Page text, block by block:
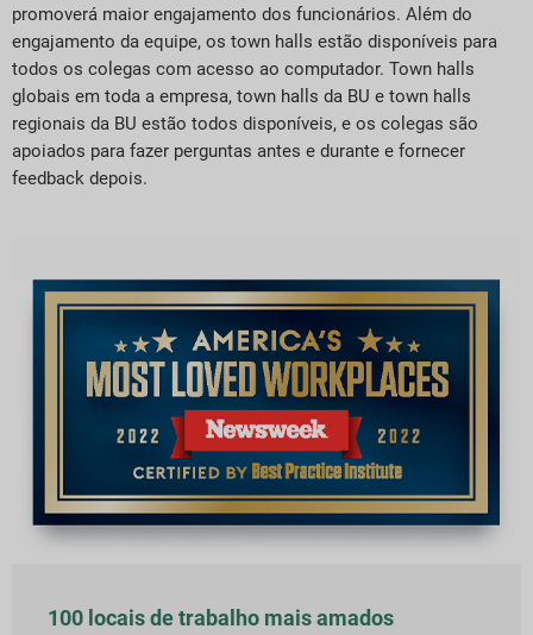
promoverá maior engajamento dos funcionários. Além do
engajamento da equipe, os town halls estão disponíveis para
todos os colegas com acesso ao computador. Town halls
globais em toda a empresa, town halls da BU e town halls
regionais da BU estão todos disponíveis, e os colegas são
apoiados para fazer perguntas antes e durante e fornecer
feedback depois.
100 locais de trabalho mais amados